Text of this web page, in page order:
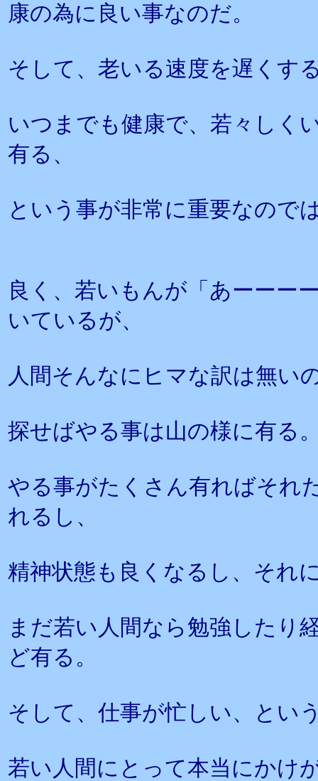
康の為に良い事なのだ。
そして、老いる速度を遅くす
いつまでも健康で、若々しく
有る、
という事が非常に重要なので
良く、若いもんが「あーーー
いているが、
人間そんなにヒマな訳は無い
探せばやる事は山の様に有る
やる事がたくさん有ればそれ
れるし、
精神状態も良くなるし、それ
まだ若い人間なら勉強したり
ど有る。
そして、仕事が忙しい、とい
若い人間にとって本当にかけ